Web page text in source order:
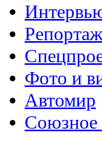
Репортаж
Фото и
Автомир
Союзное